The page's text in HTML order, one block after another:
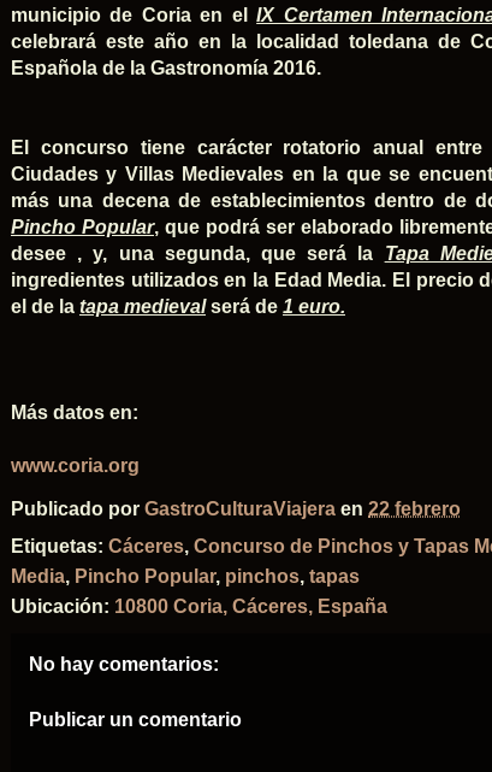
municipio de Coria en elIX Certamen
celebrará este año en la localidad toledana de
Española de la Gastronomía 2016.
El concurso tiene carácter rotatorio anual
Ciudades y Villas Medievales en la que se
más una decena de establecimientos dentro de
Pincho Popular, que podrá ser elaborado
desee , y, una segunda, que será la Tapa
ingredientes utilizados en la Edad Media. El precio
el de la tapa medievalserá de 1 euro.
Más datos en:
www.coria.org
Publicado por GastroCulturaViajera en 22 febrero
Etiquetas: Cáceres, Concurso de Pinchos y Tapas
Media, Pincho Popular, pinchos, tapas
Ubicación: 10800 Coria, Cáceres, España
No hay comentarios:
Publicar un comentario